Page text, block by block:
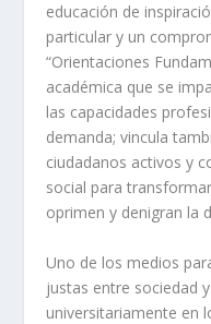
educación de
particular y un
“Orientaciones
académica que se
las capacidades
demanda; vincula
ciudadanos activos y
social para
oprimen y denigran la
Uno de los medios
justas entre sociedad
universitariamente en